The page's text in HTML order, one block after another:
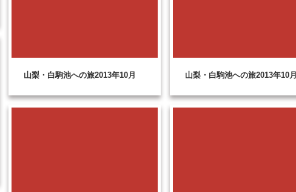
山梨・白駒池への旅2013年10月 山梨・白駒池への旅2013年10月